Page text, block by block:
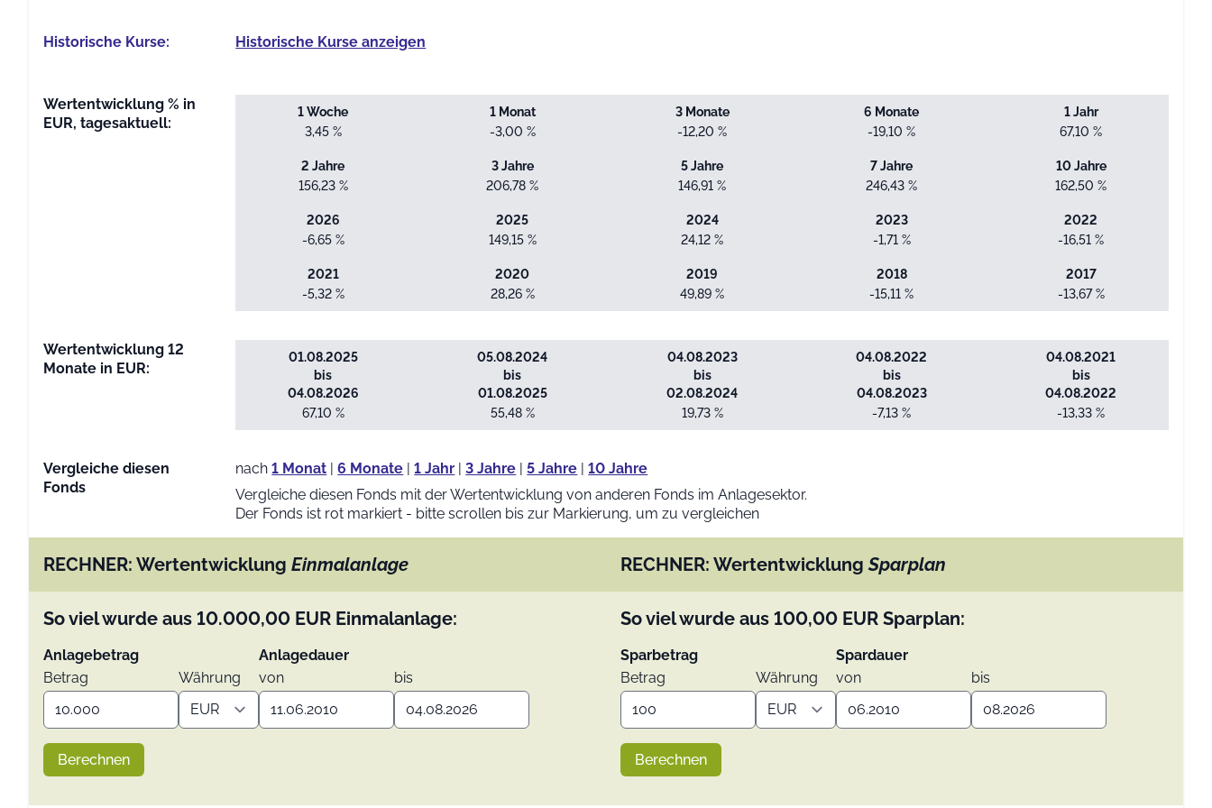
Historische Kurse: Historische Kurse anzeigen
Wertentwicklung % in
EUR, tagesaktuell:
1 Woche
3,45 %
1 Monat
-3,00 %
3 Monate
-12,20 %
6 Monate
-19,10 %
1 Jahr
67,10 %
2 Jahre
156,23 %
3 Jahre
206,78 %
5 Jahre
146,91 %
7 Jahre
246,43 %
10 Jahre
162,50 %
2026
-6,65 %
2025
149,15 %
2024
24,12 %
2023
-1,71 %
2022
-16,51 %
2021
-5,32 %
2020
28,26 %
2019
49,89 %
2018
-15,11 %
2017
-13,67 %
Wertentwicklung 12
Monate in EUR:
01.08.2025
bis
04.08.2026
67,10 %
05.08.2024
bis
01.08.2025
55,48 %
04.08.2023
bis
02.08.2024
19,73 %
04.08.2022
bis
04.08.2023
-7,13 %
04.08.2021
bis
04.08.2022
-13,33 %
Vergleiche diesen
Fonds
nach1 Monat |6 Monate |1 Jahr |3 Jahre |5 Jahre |10 Jahre
Vergleiche diesen Fonds mit der Wertentwicklung von anderen Fonds im Anlagesektor.
Der Fonds ist rot markiert - bitte scrollen bis zur Markierung, um zu vergleichen
RECHNER: Wertentwicklung Einmalanlage
So viel wurde aus 10.000,00 EUR Einmalanlage:
Anlagebetrag
Betrag
Währung
Anlagedauer
von
bis
Berechnen
RECHNER: WertentwicklungSparplan
So viel wurde aus 100,00 EUR Sparplan:
Sparbetrag
Betrag
Währung
Spardauer
von
bis
Berechnen